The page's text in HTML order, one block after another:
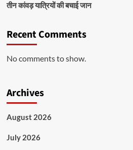
तीन कांवड़ यात्रियों की बचाई जान
Recent Comments
No comments to show.
Archives
August 2026
July 2026